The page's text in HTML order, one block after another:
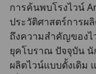
การค้นพบโรงไวน์
ประวัติศาสตร์การผ
ถึงความสำคัญของ
ยุคโบราณ ปัจจุบัน นั
ผลิตไวน์แบบดั้งเดิม